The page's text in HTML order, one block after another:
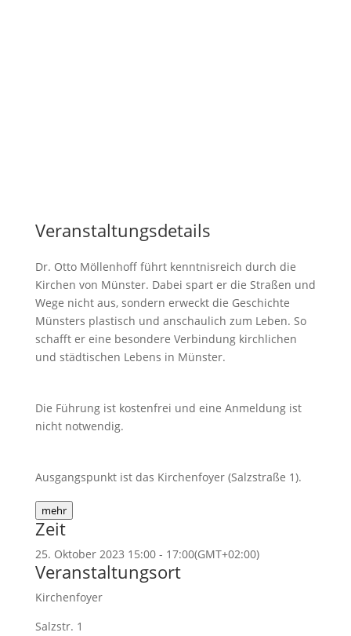
Veranstaltungsdetails
Dr. Otto Möllenhoff führt kenntnisreich durch die
Kirchen von Münster. Dabei spart er die Straßen und
Wege nicht aus, sondern erweckt die Geschichte
Münsters plastisch und anschaulich zum Leben. So
schafft er eine besondere Verbindung kirchlichen
und städtischen Lebens in Münster.
Die Führung ist kostenfrei und eine Anmeldung ist
nicht notwendig.
Ausgangspunkt ist das Kirchenfoyer (Salzstraße 1).
mehr
Zeit
25. Oktober 2023 15:00- 17:00(GMT+02:00)
Veranstaltungsort
Kirchenfoyer
Salzstr. 1